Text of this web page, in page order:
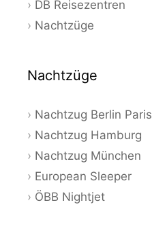
DB Reisezentren
Nachtzüge
Nachtzüge
Nachtzug Berlin Paris
Nachtzug Hamburg
Nachtzug München
European Sleeper
ÖBB Nightjet